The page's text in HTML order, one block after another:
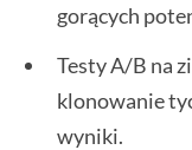
gorących
Testy A/B na
klonowanie
wyniki.